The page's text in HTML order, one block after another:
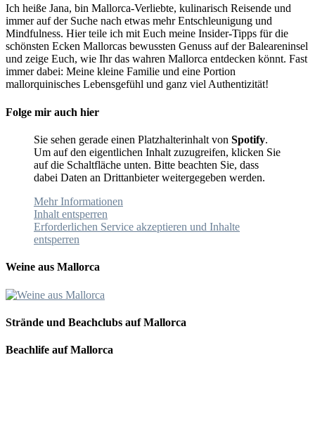
Ich heiße Jana, bin Mallorca-Verliebte, kulinarisch Reisende und
immer auf der Suche nach etwas mehr Entschleunigung und
Mindfulness. Hier teile ich mit Euch meine Insider-Tipps für die
schönsten Ecken Mallorcas bewussten Genuss auf der Baleareninsel
und zeige Euch, wie Ihr das wahren Mallorca entdecken könnt. Fast
immer dabei: Meine kleine Familie und eine Portion
mallorquinisches Lebensgefühl und ganz viel Authentizität!
Folge mir auch hier
Sie sehen gerade einen Platzhalterinhalt von Spotify.
Um auf den eigentlichen Inhalt zuzugreifen, klicken Sie
auf die Schaltfläche unten. Bitte beachten Sie, dass
dabei Daten an Drittanbieter weitergegeben werden.
Mehr Informationen
Inhalt entsperren
Erforderlichen Service akzeptieren und Inhalte
entsperren
Weine aus Mallorca
Strände und Beachclubs auf Mallorca
Beachlife auf Mallorca